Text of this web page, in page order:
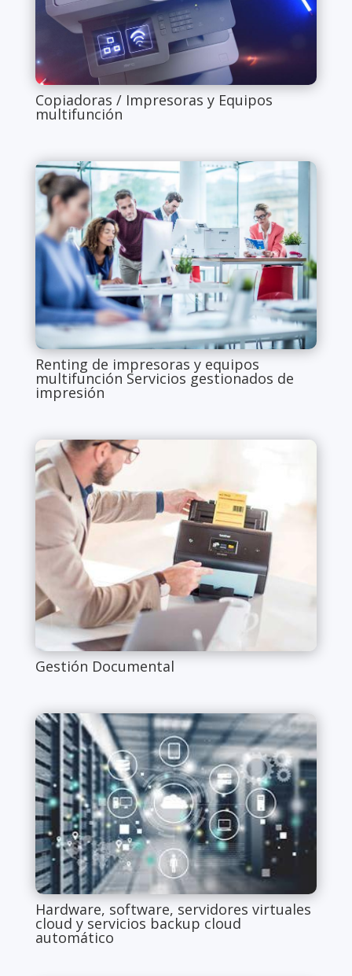
Copiadoras / Impresoras y Equipos
multifunción
Renting de impresoras y equipos
multifunción Servicios gestionados de
impresión
Gestión Documental
Hardware, software, servidores virtuales
cloud y servicios backup cloud
automático